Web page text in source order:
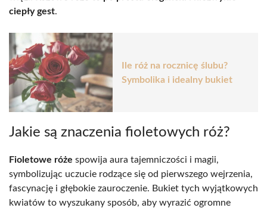
ciepły gest.
Ile róż na rocznicę ślubu?
Symbolika i idealny bukiet
Jakie są znaczenia fioletowych róż?
Fioletowe róże spowija aura tajemniczości i magii,
symbolizując uczucie rodzące się od pierwszego wejrzenia,
fascynację i głębokie zauroczenie. Bukiet tych wyjątkowych
kwiatów to wyszukany sposób, aby wyrazić ogromne